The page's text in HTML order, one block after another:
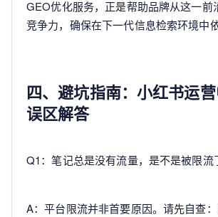
GEO优化服务，正是帮助品牌从这一前
竞争力，确保在下一代信息检索环境中
四、避坑指南：小红书运
误区解答
Q1：笔记总是没有流量，是不是被限流
A：平台限流并非首要原因。请先自查